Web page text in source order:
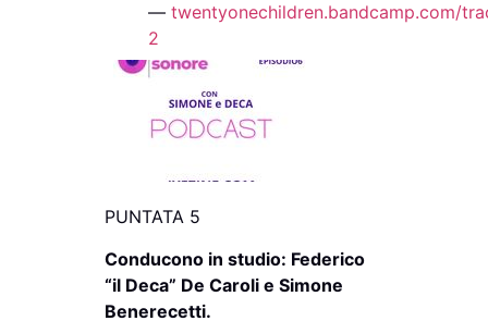
— twentyonechildren.bandcamp.com/
2
PUNTATA 5
Conducono in studio: Federico
“il Deca” De Caroli e Simone
Benerecetti.